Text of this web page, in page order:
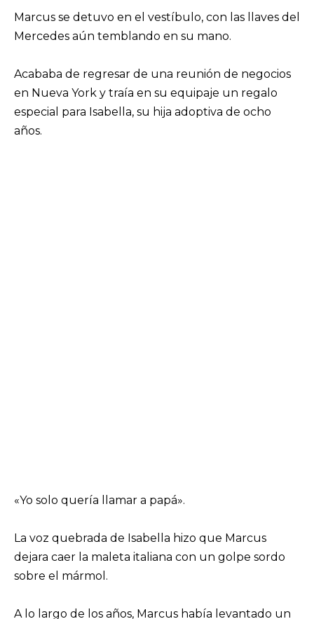
Marcus se detuvo en el vestíbulo, con las llaves del
Mercedes aún temblando en su mano.
Acababa de regresar de una reunión de negocios
en Nueva York y traía en su equipaje un regalo
especial para Isabella, su hija adoptiva de ocho
años.
«Yo solo quería llamar a papá».
La voz quebrada de Isabella hizo que Marcus
dejara caer la maleta italiana con un golpe sordo
sobre el mármol.
A lo largo de los años, Marcus había levantado un